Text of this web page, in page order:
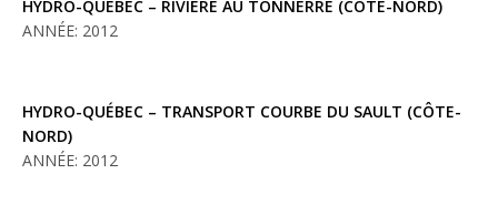
HYDRO-QUÉBEC – RIVIÈRE AU TONNERRE (CÔTE-NORD)
ANNÉE: 2012
HYDRO-QUÉBEC – TRANSPORT COURBE DU SAULT (CÔTE-
NORD)
ANNÉE: 2012